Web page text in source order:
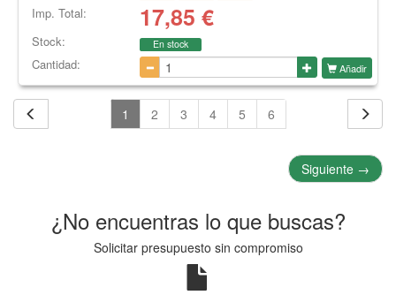
Imp. Total: 17,85 €
Stock: En stock
Cantidad: Añadir
1 2 3 4 5 6
Siguiente →
¿No encuentras lo que buscas?
Solicitar presupuesto sin compromiso